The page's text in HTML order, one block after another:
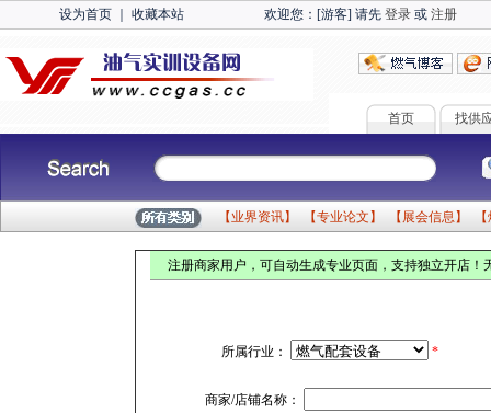
设为首页｜ 收藏本站 欢迎您：[游客] 请先 登录 或 注册
首页 找供
【业界资讯】 【专业论文 】 【 展会信息 】 【
注册商家用户，可自动生成专业页面，支持独立开店！
所属行业： *
商家/店铺名称：